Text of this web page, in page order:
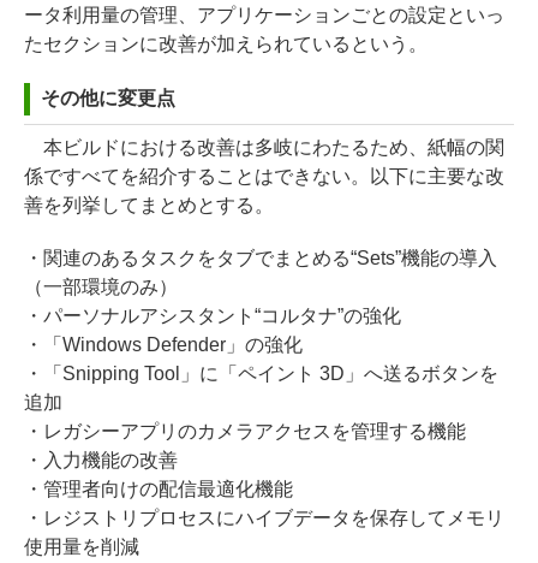
ータ利用量の管理、アプリケーションごとの設定といっ
たセクションに改善が加えられているという。
その他に変更点
本ビルドにおける改善は多岐にわたるため、紙幅の関
係ですべてを紹介することはできない。以下に主要な改
善を列挙してまとめとする。
・関連のあるタスクをタブでまとめる“Sets”機能の導入
（一部環境のみ）
・パーソナルアシスタント“コルタナ”の強化
・「Windows Defender」の強化
・「Snipping Tool」に「ペイント 3D」へ送るボタンを
追加
・レガシーアプリのカメラアクセスを管理する機能
・入力機能の改善
・管理者向けの配信最適化機能
・レジストリプロセスにハイブデータを保存してメモリ
使用量を削減